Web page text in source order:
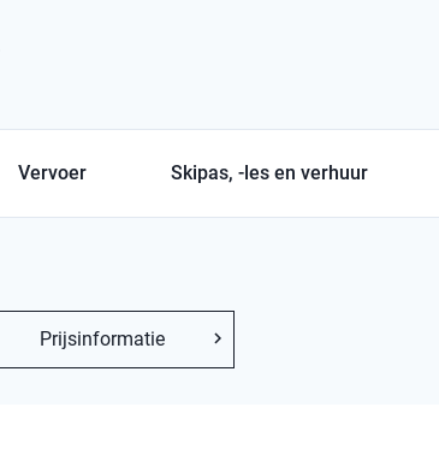
Vervoer Skipas, -les en verhuur
Prijsinformatie